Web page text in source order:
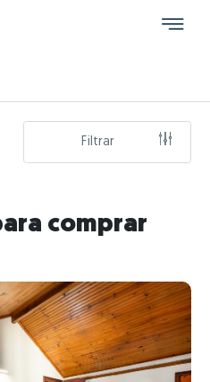
Filtrar
comprar